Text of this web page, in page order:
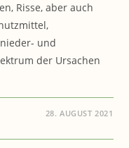
Risse, aber auch
und
der Ursachen
28. AUGUST 2021